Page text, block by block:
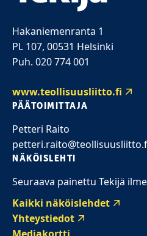
Hakaniemenranta 1
PL 107, 00531 Helsinki
Puh. 020 774 001
www.teollisuusliitto.fi
PÄÄTOIMITTAJA
Petteri Raito
NÄKÖISLEHTI
Seuraava painettu Tekijä
Kaikki näköislehdet
Yhteystiedot